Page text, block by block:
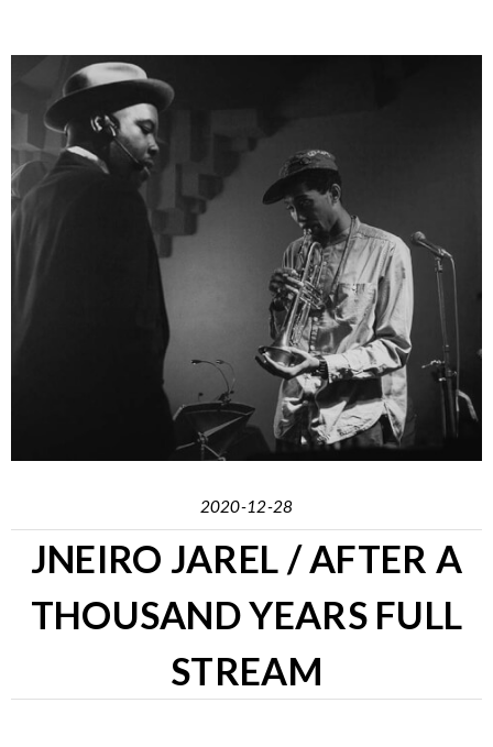
2020-12-28
JNEIRO JAREL / AFTER A
THOUSAND YEARS FULL
STREAM